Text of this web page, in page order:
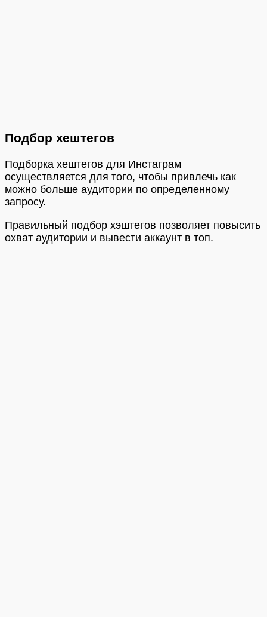
Подбор хештегов
Подборка хештегов для Инстаграм
осуществляется для того, чтобы привлечь как
можно больше аудитории по определенному
запросу.
Правильный подбор хэштегов позволяет повысить
охват аудитории и вывести аккаунт в топ.